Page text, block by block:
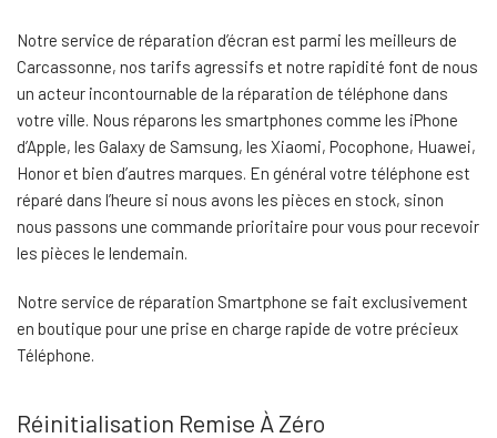
Notre service de réparation d’écran est parmi les meilleurs de
Carcassonne, nos tarifs agressifs et notre rapidité font de nous
un acteur incontournable de la réparation de téléphone dans
votre ville. Nous réparons les smartphones comme les iPhone
d’Apple, les Galaxy de Samsung, les Xiaomi, Pocophone, Huawei,
Honor et bien d’autres marques. En général votre téléphone est
réparé dans l’heure si nous avons les pièces en stock, sinon
nous passons une commande prioritaire pour vous pour recevoir
les pièces le lendemain.
Notre service de réparation Smartphone se fait exclusivement
en boutique pour une prise en charge rapide de votre précieux
Téléphone.
Réinitialisation Remise À Zéro